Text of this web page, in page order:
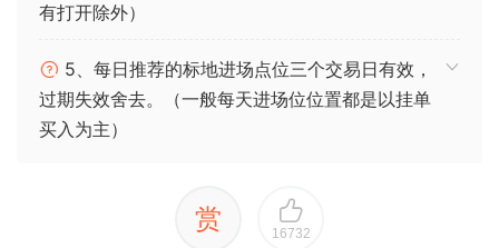
有打开除外）
5、每日推荐的标地进场点位三个交易日有效，
过期失效舍去。（一般每天进场位位置都是以挂单
买入为主）
赏 16732